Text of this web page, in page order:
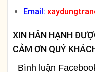
Email:
XIN HÂN HẠNH
CẢM ƠN QUÝ
Bình luận